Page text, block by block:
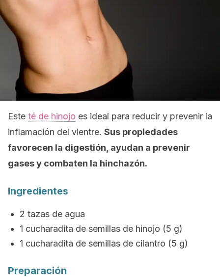
Este té de hinojo es ideal para reducir y prevenir la
inflamación del vientre. Sus propiedades
favorecen la digestión, ayudan a prevenir
gases y combaten la hinchazón.
Ingredientes
2 tazas de agua
1 cucharadita de semillas de hinojo (5 g)
1 cucharadita de semillas de cilantro (5 g)
Preparación